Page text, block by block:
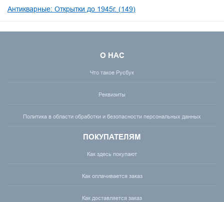
Антикварные: Открытки до 1945г. (149)
О НАС
Что такое Русбук
Реквизиты
Политика в области обработки и безопасности персональных данных
ПОКУПАТЕЛЯМ
Как здесь покупают
Как оплачивается заказ
Как доставляется заказ